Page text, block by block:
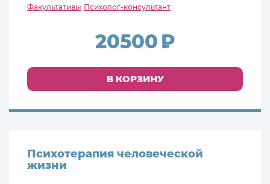
Факультативы Психолог-консультант
20500
В КОРЗИНУ
Психотерапия человеческой
жизни